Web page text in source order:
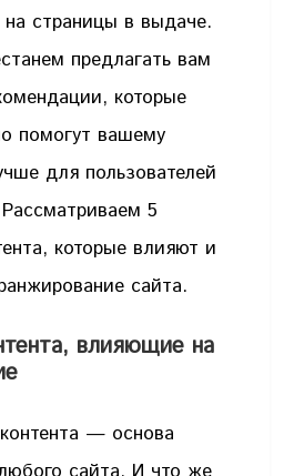
страницы в выдаче.
предлагать вам
которые
помогут вашему
для пользователей
5
которые влияют и
сайта.
влияющие на
— основа